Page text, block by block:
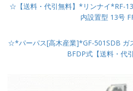
☆【送料・代引無料】*リンナイ*RF-
内設置型 13号
☆*パーパス[高木産業]*GF-501SDB ガ
BFDP式【送料・代